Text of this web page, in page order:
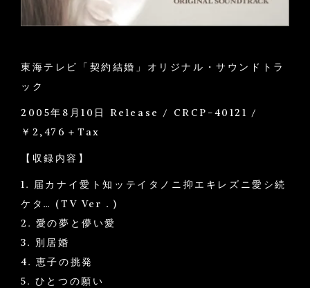
東海テレビ「契約結婚」オリジナル・サウンドトラ
ック
2005年8月10日 Release / CRCP-40121 /
￥2,476＋Tax
【収録内容】
1. 届カナイ愛ト知ッテイタノニ抑エキレズニ愛シ続
ケタ… (TV Ver．)
2. 愛の夢と儚い愛
3. 別居婚
4. 恵子の挑発
5. ひとつの願い